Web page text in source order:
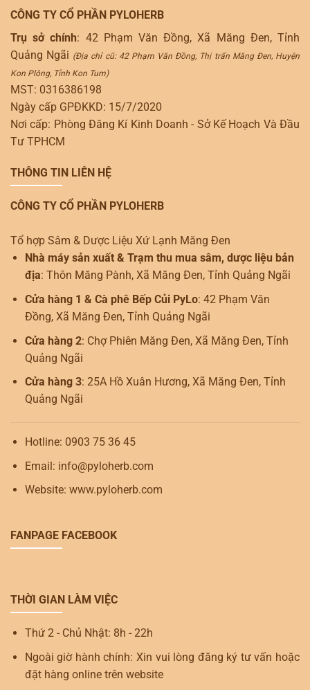
CÔNG TY CỔ PHẦN PYLOHERB
Trụ sở chính: 42 Phạm Văn Đồng, Xã Măng Đen, Tỉnh
Quảng Ngãi (Địa chỉ cũ: 42 Phạm Văn Đồng, Thị trấn Măng Đen, Huyện
Kon Plông, Tỉnh Kon Tum)
MST: 0316386198
Ngày cấp GPĐKKD: 15/7/2020
Nơi cấp: Phòng Đăng Kí Kinh Doanh - Sở Kế Hoạch Và Đầu
Tư TPHCM
THÔNG TIN LIÊN HỆ
CÔNG TY CỔ PHẦN PYLOHERB
Tổ hợp Sâm & Dược Liệu Xứ Lạnh Măng Đen
Nhà máy sản xuất & Trạm thu mua sâm, dược liệu bản
địa: Thôn Măng Pành, Xã Măng Đen, Tỉnh Quảng Ngãi
Cửa hàng 1 & Cà phê Bếp Củi PyLo: 42 Phạm Văn
Đồng, Xã Măng Đen, Tỉnh Quảng Ngãi
Cửa hàng 2: Chợ Phiên Măng Đen, Xã Măng Đen, Tỉnh
Quảng Ngãi
Cửa hàng 3: 25A Hồ Xuân Hương, Xã Măng Đen, Tỉnh
Quảng Ngãi
Hotline: 0903 75 36 45
Email: info@pyloherb.com
Website: www.pyloherb.com
FANPAGE FACEBOOK
THỜI GIAN LÀM VIỆC
Thứ 2 - Chủ Nhật: 8h - 22h
Ngoài giờ hành chính: Xin vui lòng đăng ký tư vấn hoặc
đặt hàng online trên website